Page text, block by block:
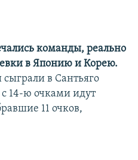
команды, реально
в Японию и Корею.
в Сантьяго
14-ю очками идут
11 очков,